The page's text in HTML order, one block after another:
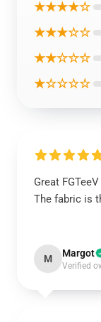
★★★★☆
★★★☆☆
★★☆☆☆
★☆☆☆☆
Great
The fabric is
M Margot
Verified